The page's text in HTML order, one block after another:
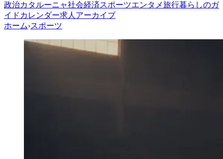
政治カタルーニャ社会経済スポーツエンタメ旅行暮らしのガ
イド カレンダー求人 アーカイブ
ホーム›スポーツ